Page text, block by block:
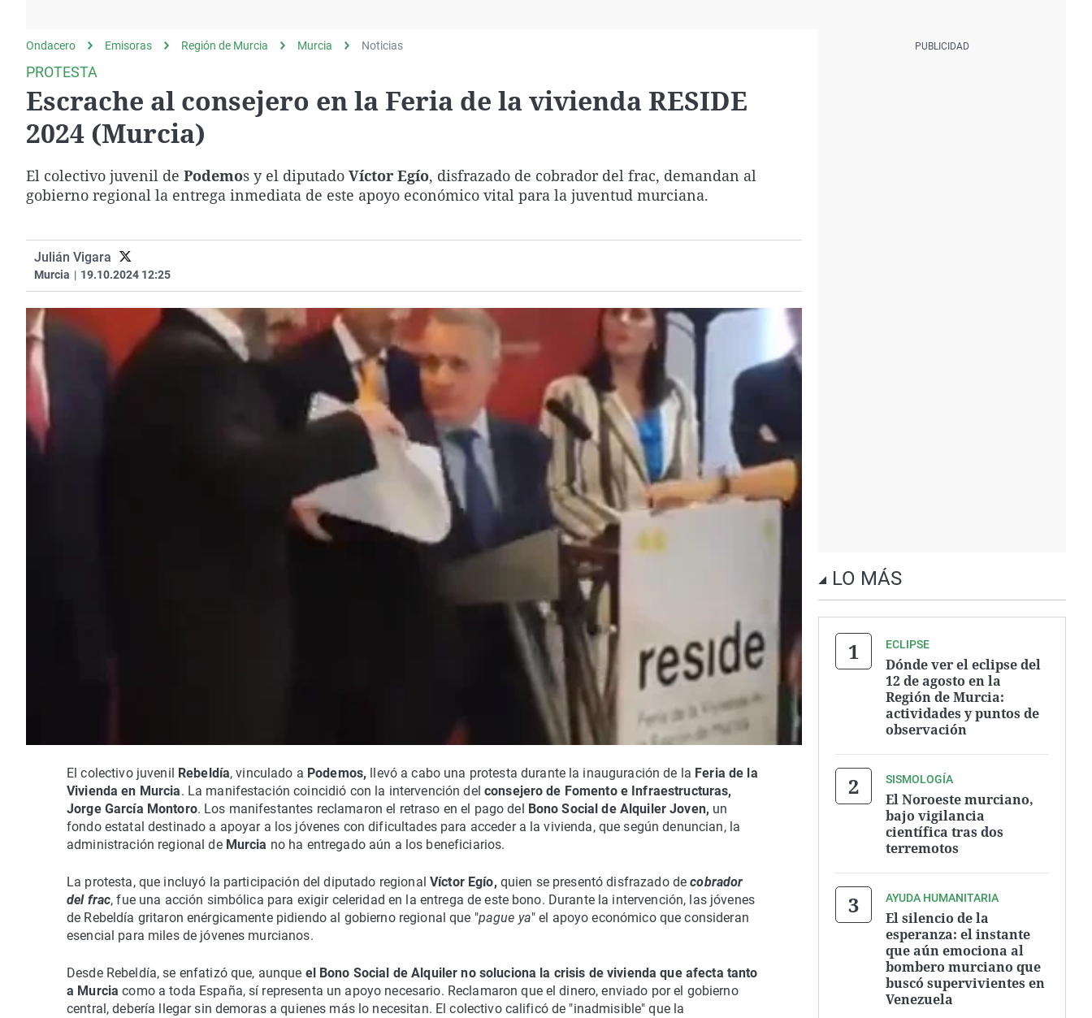
Operación Viuda
Negra
Ondacero Emisoras Región de Murcia Murcia Noticias
PROTESTA
Escrache al consejero en la Feria de la vivienda RESIDE
2024 (Murcia)
El colectivo juvenil de Podemos y el diputado Víctor Egío, disfrazado de cobrador del frac, demandan al
gobierno regional la entrega inmediata de este apoyo económico vital para la juventud murciana.
Julián Vigara
Murcia | 19.10.2024 12:25
El colectivo juvenil Rebeldía, vinculado a Podemos, llevó a cabo una protesta durante la inauguración de la Feria de la
Vivienda en Murcia. La manifestación coincidió con la intervención del consejero de Fomento e Infraestructuras,
Jorge García Montoro. Los manifestantes reclamaron el retraso en el pago del Bono Social de Alquiler Joven, un
fondo estatal destinado a apoyar a los jóvenes con dificultades para acceder a la vivienda, que según denuncian, la
administración regional de Murcia no ha entregado aún a los beneficiarios.
La protesta, que incluyó la participación del diputado regional Víctor Egío, quien se presentó disfrazado decobrador
del frac, fue una acción simbólica para exigir celeridad en la entrega de este bono. Durante la intervención, las jóvenes
de Rebeldía gritaron enérgicamente pidiendo al gobierno regional que "pague ya" el apoyo económico que consideran
esencial para miles de jóvenes murcianos.
Desde Rebeldía, se enfatizó que, aunque el Bono Social de Alquiler no soluciona la crisis de vivienda que afecta tanto
a Murciacomo a toda España, sí representa un apoyo necesario. Reclamaron que el dinero, enviado por el gobierno
central, debería llegar sin demoras a quienes más lo necesitan. El colectivo calificó de "inadmisible" que la
LO MÁS
ECLIPSE
Dónde ver el eclipse del
12 de agosto en la
Región de Murcia:
actividades y puntos de
observación
SISMOLOGÍA
El Noroeste murciano,
bajo vigilancia
científica tras dos
terremotos
AYUDA HUMANITARIA
El silencio de la
esperanza: el instante
que aún emociona al
bombero murciano que
buscó supervivientes en
Venezuela